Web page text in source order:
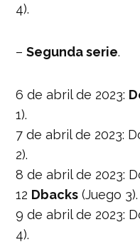
4).
–Segunda serie.
6 de abril de 2023:
1).
7 de abril de 2023:
2).
8 de abril de 2023:
12 Dbacks (Juego 3).
9 de abril de 2023:
4).